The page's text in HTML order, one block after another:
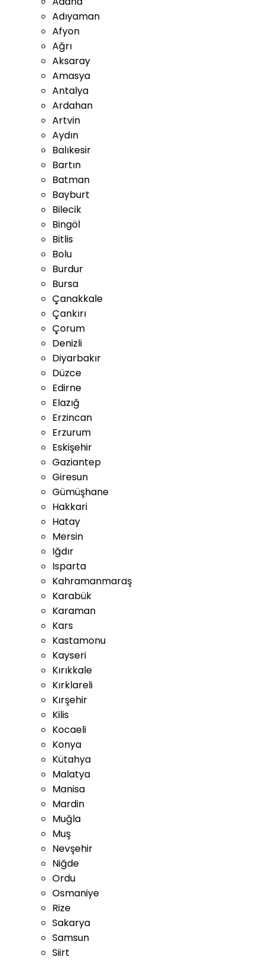
Adıyaman
Afyon
Ağrı
Aksaray
Amasya
Antalya
Ardahan
Artvin
Aydın
Balıkesir
Bartın
Batman
Bayburt
Bilecik
Bingöl
Bitlis
Bolu
Burdur
Bursa
Çanakkale
Çankırı
Çorum
Denizli
Diyarbakır
Düzce
Edirne
Elazığ
Erzincan
Erzurum
Eskişehir
Gaziantep
Giresun
Gümüşhane
Hakkari
Hatay
Mersin
Iğdır
Isparta
Kahramanmaraş
Karabük
Karaman
Kars
Kastamonu
Kayseri
Kırıkkale
Kırklareli
Kırşehir
Kilis
Kocaeli
Konya
Kütahya
Malatya
Manisa
Mardin
Muğla
Muş
Nevşehir
Niğde
Ordu
Osmaniye
Rize
Sakarya
Samsun
Siirt